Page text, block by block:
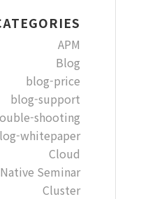
APM
Blog
blog-price
blog-support
shooting
whitepaper
Cloud
Seminar
Cluster